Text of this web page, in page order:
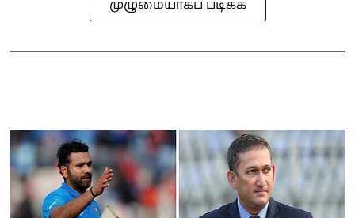
முழுமையாகப் படிக்க